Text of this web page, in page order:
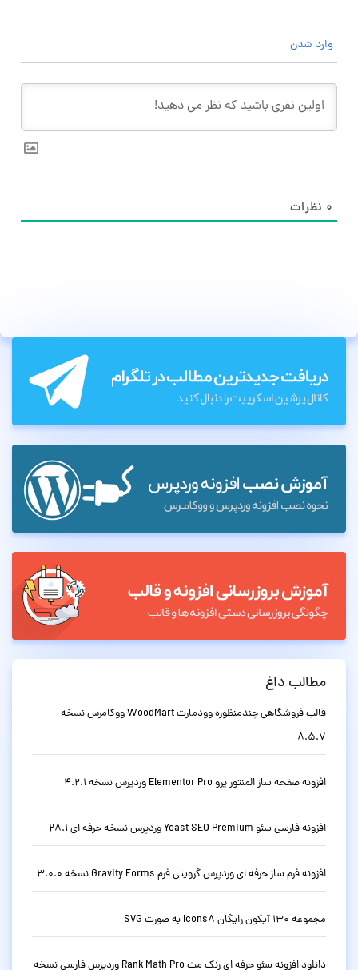
وارد شدن
۰ نظرات
مطالب داغ
قالب فروشگاهی چندمنظوره وودمارت WoodMart ووکامرس نسخه
8.5.7
افزونه صفحه ساز المنتور پرو Elementor Pro وردپرس نسخه 4.2.1
افزونه فارسی سئو Yoast SEO Premium وردپرس نسخه حرفه ای 28.1
افزونه فرم ساز حرفه ای وردپرس گرویتی فرم Gravity Forms نسخه 3.0.0
مجموعه 130 آیکون رایگان Icons8 به صورت SVG
دانلود افزونه سئو حرفه ای رنک مث Rank Math Pro وردپرس فارسی نسخه